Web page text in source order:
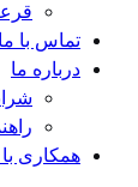
تماس با ما
درباره ما
همکاری با